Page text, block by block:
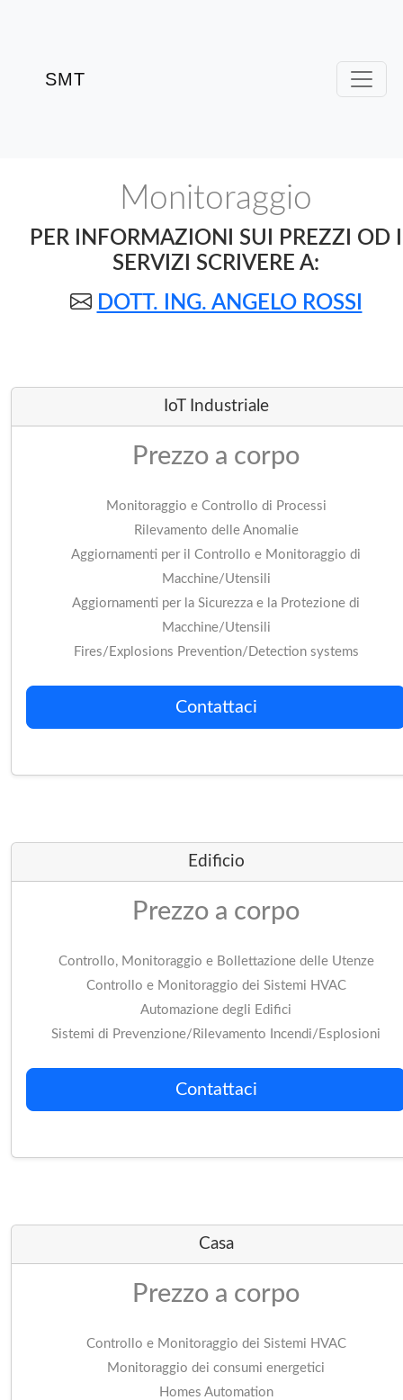
SMT
Monitoraggio
PER INFORMAZIONI SUI PREZZI OD I
SERVIZI SCRIVERE A:
DOTT. ING. ANGELO ROSSI
IoT Industriale
Prezzo a corpo
Monitoraggio e Controllo di Processi
Rilevamento delle Anomalie
Aggiornamenti per il Controllo e Monitoraggio di
Macchine/Utensili
Aggiornamenti per la Sicurezza e la Protezione di
Macchine/Utensili
Fires/Explosions Prevention/Detection systems
Contattaci
Edificio
Prezzo a corpo
Controllo, Monitoraggio e Bollettazione delle Utenze
Controllo e Monitoraggio dei Sistemi HVAC
Automazione degli Edifici
Sistemi di Prevenzione/Rilevamento Incendi/Esplosioni
Contattaci
Casa
Prezzo a corpo
Controllo e Monitoraggio dei Sistemi HVAC
Monitoraggio dei consumi energetici
Homes Automation